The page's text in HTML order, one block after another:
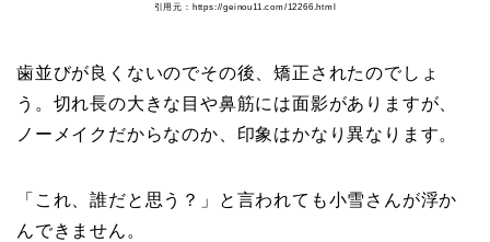
引用元：https://geinou11.com/12266.html
歯並びが良くないのでその後、矯正されたのでしょ
う。切れ長の大きな目や鼻筋には面影がありますが、
ノーメイクだからなのか、印象はかなり異なります。
「これ、誰だと思う？」と言われても小雪さんが浮か
んできません。